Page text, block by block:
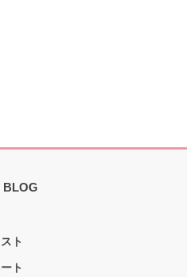
BLOG
ト
ト